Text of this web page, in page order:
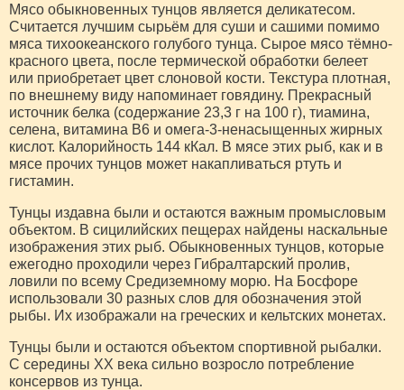
Мясо обыкновенных тунцов является деликатесом.
Считается лучшим сырьём для суши и сашими помимо
мяса тихоокеанского голубого тунца. Сырое мясо тёмно-
красного цвета, после термической обработки белеет
или приобретает цвет слоновой кости. Текстура плотная,
по внешнему виду напоминает говядину. Прекрасный
источник белка (содержание 23,3 г на 100 г), тиамина,
селена, витамина B6 и омега-3-ненасыщенных жирных
кислот. Калорийность 144 кКал. В мясе этих рыб, как и в
мясе прочих тунцов может накапливаться ртуть и
гистамин.
Тунцы издавна были и остаются важным промысловым
объектом. В сицилийских пещерах найдены наскальные
изображения этих рыб. Обыкновенных тунцов, которые
ежегодно проходили через Гибралтарский пролив,
ловили по всему Средиземному морю. На Босфоре
использовали 30 разных слов для обозначения этой
рыбы. Их изображали на греческих и кельтских монетах.
Тунцы были и остаются объектом спортивной рыбалки.
С середины XX века сильно возросло потребление
консервов из тунца.